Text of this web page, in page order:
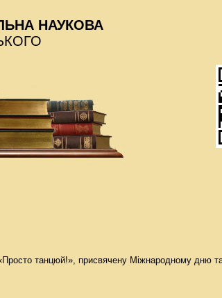
НАУКОВА
танцюй!», присвячену Міжнародному дню